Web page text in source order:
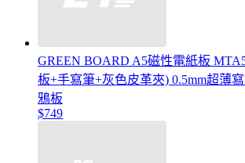
GREEN BOARD A5磁性電紙板
板+手寫筆+灰色皮革夾) 0.5mm超薄
鴉板
$749